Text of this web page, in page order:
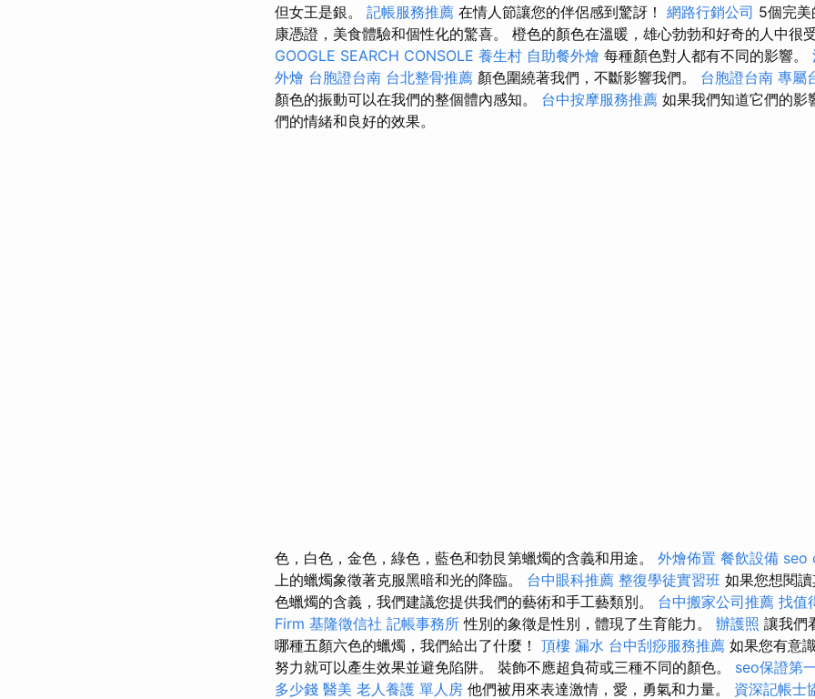
但女王是銀。 記帳服務推薦 在情人節讓您的伴侶感到驚訝！ 網路行銷公司 5個完
康憑證，美食體驗和個性化的驚喜。 橙色的顏色在溫暖，雄心勃勃和好奇的人中很
GOOGLE SEARCH CONSOLE 養生村 自助餐外燴 每種顏色對人都有不同的影響。
外燴 台胞證台南 台北整骨推薦 顏色圍繞著我們，不斷影響我們。 台胞證台南 專屬
顏色的振動可以在我們的整個體內感知。 台中按摩服務推薦 如果我們知道它們的影
們的情緒和良好的效果。
色，白色，金色，綠色，藍色和勃艮第蠟燭的含義和用途。 外燴佈置 餐飲設備 seo
上的蠟燭象徵著克服黑暗和光的降臨。 台中眼科推薦 整復學徒實習班 如果您想閱
色蠟燭的含義，我們建議您提供我們的藝術和手工藝類別。 台中搬家公司推薦 找值
Firm 基隆徵信社 記帳事務所 性別的象徵是性別，體現了生育能力。 辦護照 讓我們
哪種五顏六色的蠟燭，我們給出了什麼！ 頂樓 漏水 台中刮痧服務推薦 如果您有意
努力就可以產生效果並避免陷阱。 裝飾不應超負荷或三種不同的顏色。 seo保證第
多少錢 醫美 老人養護 單人房 他們被用來表達激情，愛，勇氣和力量。 資深記帳士